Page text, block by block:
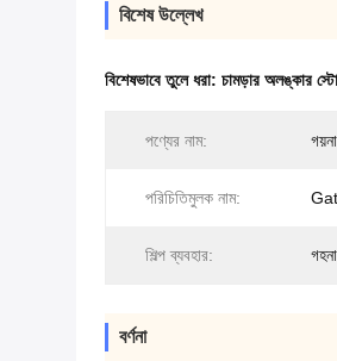
বিশেষ উল্লেখ
বিশেষভাবে তুলে ধরা: চামড়ার অলঙ্কার
পণ্যের নাম:
পরিচিতিমুলক নাম:
শিল্প ব্যবহার:
বর্ণনা